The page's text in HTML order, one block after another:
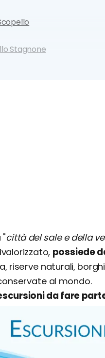
Stagnone
città del sale e della
possiede
riserve naturali,
al mondo.
da fare